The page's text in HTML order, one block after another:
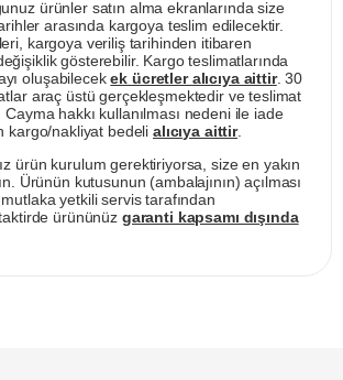
ürünler satın alma ekranlarında size
arasında kargoya teslim edilecektir.
kargoya veriliş tarihinden itibaren
gösterebilir. Kargo teslimatlarında
oluşabilecekek ücretler alıcıya aittir. 30
araç üstü gerçekleşmektedir ve teslimat
hakkı kullanılması nedeni ile iade
kargo/nakliyat bedeli alıcıya aittir.
ürün kurulum gerektiriyorsa, size en yakın
Ürünün kutusunun (ambalajının) açılması
yetkili servis tarafından
taktirde ürününüz garanti kapsamı dışında